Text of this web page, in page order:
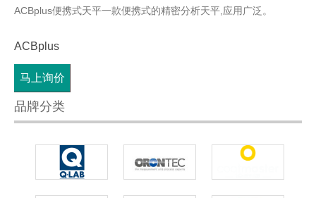
ACBplus便携式天平一款便携式的精密分析天平,应用广泛。
ACBplus
马上询价
品牌分类